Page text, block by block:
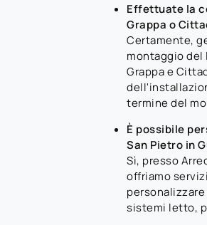
Effettuate la
Grappa o
Certamente,
montaggio del
Grappa e
termine del
È possibile
San Pietro in
Sì, presso
offriamo
sistemi letto,